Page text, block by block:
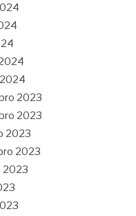
2023
2023
2023
2023
2023